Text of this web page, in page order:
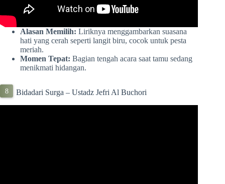
Alasan Memilih: Liriknya menggambarkan suasana
hati yang cerah seperti langit biru, cocok untuk pesta
meriah.
Momen Tepat: Bagian tengah acara saat tamu sedang
menikmati hidangan.
Bidadari Surga – Ustadz Jefri Al Buchori